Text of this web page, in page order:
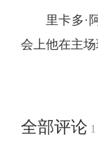
里卡多·
会上他在主场
全部评论 1